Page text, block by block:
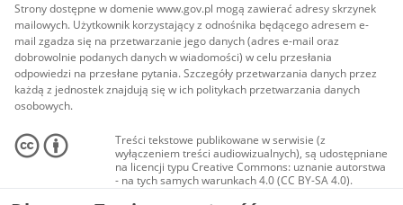
Strony dostępne w domenie www.gov.pl mogą zawierać adresy skrzynek
mailowych. Użytkownik korzystający z odnośnika będącego adresem e-
mail zgadza się na przetwarzanie jego danych (adres e-mail oraz
dobrowolnie podanych danych w wiadomości) w celu przesłania
odpowiedzi na przesłane pytania. Szczegóły przetwarzania danych przez
każdą z jednostek znajdują się w ich politykach przetwarzania danych
osobowych.
Treści tekstowe publikowane w serwisie (z
wyłączeniem treści audiowizualnych), są udostępniane
na licencji typu Creative Commons: uznanie autorstwa
- na tych samych warunkach 4.0 (CC BY-SA 4.0).
Materiały audiowizualne, w tym zdjęcia, materiały